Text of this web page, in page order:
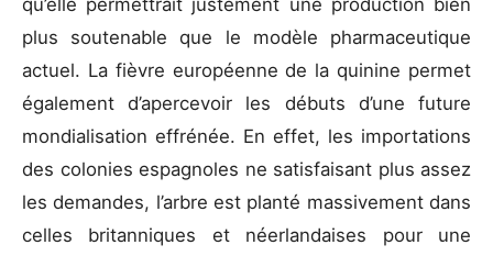
qu’elle permettrait justement une production bien
plus soutenable que le modèle pharmaceutique
actuel. La fièvre européenne de la quinine permet
également d’apercevoir les débuts d’une future
mondialisation effrénée. En effet, les importations
des colonies espagnoles ne satisfaisant plus assez
les demandes, l’arbre est planté massivement dans
celles britanniques et néerlandaises pour une